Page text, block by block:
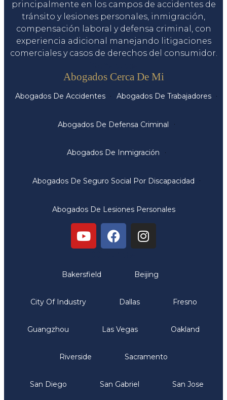
principalmente en los campos de accidentes de
tránsito y lesiones personales, inmigración,
compensación laboral y defensa criminal, con
experiencia adicional manejando litigaciones
comerciales y casos de derechos del consumidor.
Abogados Cerca De Mi
Abogados De Accidentes Abogados De Trabajadores
Abogados De Defensa Criminal
Abogados De Inmigración
Abogados De Seguro Social Por Discapacidad
Abogados De Lesiones Personales
Bakersfield Beijing
City Of Industry Dallas Fresno
Guangzhou Las Vegas Oakland
Riverside Sacramento
San Diego San Gabriel San Jose